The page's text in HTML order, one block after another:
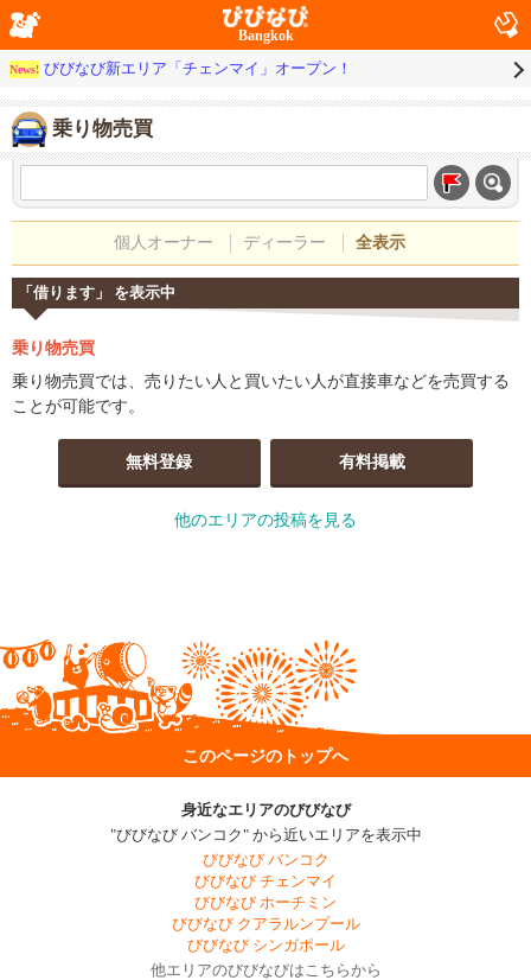
Bangkok
News! びびなび新エリア「チェンマイ」オープン！
乗り物売買
個人オーナー ディーラー 全表示
「借ります」 を表示中
乗り物売買
乗り物売買では、売りたい人と買いたい人が直接車などを売買する
ことが可能です。
無料登録 有料掲載
他のエリアの投稿を見る
このページのトップへ
身近なエリアのびびなび
"びびなび バンコク" から近いエリアを表示中
びびなび バンコク
びびなび チェンマイ
びびなび ホーチミン
びびなび クアラルンプール
びびなび シンガポール
他エリアのびびなびはこちらから